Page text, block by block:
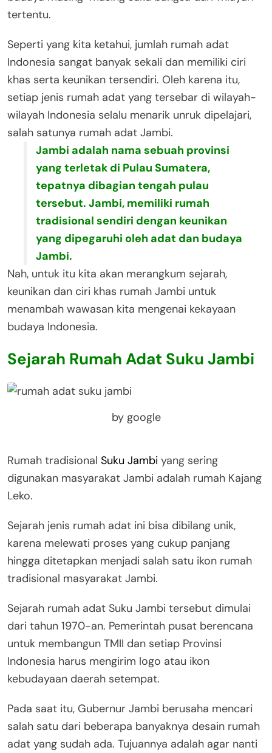
tertentu.
Seperti yang kita ketahui, jumlah rumah adat
Indonesia sangat banyak sekali dan memiliki ciri
khas serta keunikan tersendiri. Oleh karena itu,
setiap jenis rumah adat yang tersebar di wilayah-
wilayah Indonesia selalu menarik unruk dipelajari,
salah satunya rumah adat Jambi.
Jambi adalah nama sebuah provinsi
yang terletak di Pulau Sumatera,
tepatnya dibagian tengah pulau
tersebut. Jambi, memiliki rumah
tradisional sendiri dengan keunikan
yang dipegaruhi oleh adat dan budaya
Jambi.
Nah, untuk itu kita akan merangkum sejarah,
keunikan dan ciri khas rumah Jambi untuk
menambah wawasan kita mengenai kekayaan
budaya Indonesia.
Sejarah Rumah Adat Suku Jambi
by google
Rumah tradisional Suku Jambi yang sering
digunakan masyarakat Jambi adalah rumah Kajang
Leko.
Sejarah jenis rumah adat ini bisa dibilang unik,
karena melewati proses yang cukup panjang
hingga ditetapkan menjadi salah satu ikon rumah
tradisional masyarakat Jambi.
Sejarah rumah adat Suku Jambi tersebut dimulai
dari tahun 1970-an. Pemerintah pusat berencana
untuk membangun TMII dan setiap Provinsi
Indonesia harus mengirim logo atau ikon
kebudayaan daerah setempat.
Pada saat itu, Gubernur Jambi berusaha mencari
salah satu dari beberapa banyaknya desain rumah
adat yang sudah ada. Tujuannya adalah agar nanti